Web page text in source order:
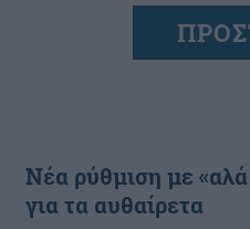
Νέα ρύθμιση με
για τα αυθαίρετα